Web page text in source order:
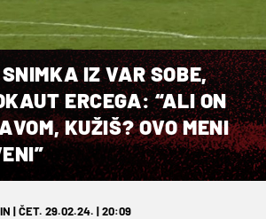
IZ VAR SOBE,
ERCEGA: “ALI ON
KUŽIŠ? OVO MENI
| ČET. 29.02.24. | 20:09